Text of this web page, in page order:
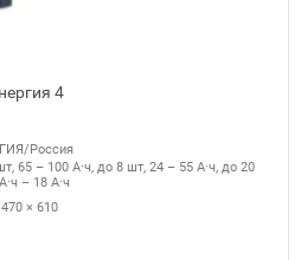
4
Россия
65 – 100 А·ч, до 8 шт, 24 – 55 А·ч, до 20
– 18 А·ч
× 610